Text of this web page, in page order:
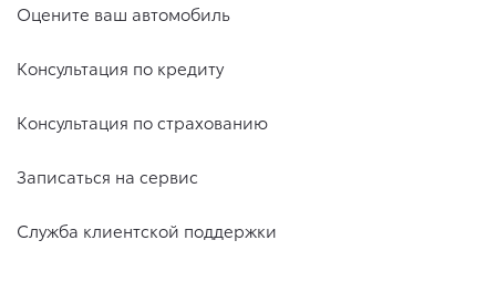
Оцените ваш автомобиль
Консультация по кредиту
Консультация по страхованию
Записаться на сервис
Служба клиентской поддержки